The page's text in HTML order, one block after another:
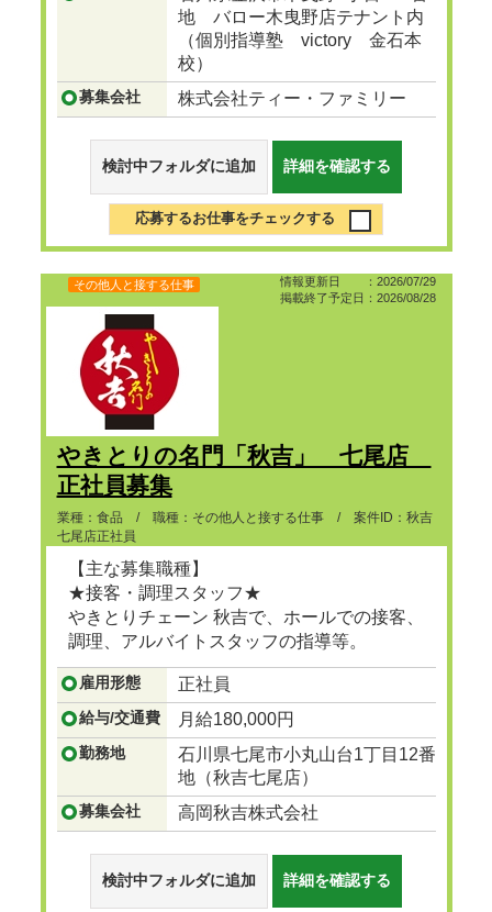
地 バロー木曳野店テナント内
（個別指導塾 victory 金石本
校）
募集会社 株式会社ティー・ファミリー
検討中フォルダに追加 詳細を確認する
応募するお仕事をチェックする
情報更新日 ：2026/07/29
掲載終了予定日：2026/08/28
その他人と接する仕事
やきとりの名門「秋吉」 七尾店
正社員募集
業種：食品 / 職種：その他人と接する仕事 / 案件ID：秋吉
七尾店正社員
【主な募集職種】
★接客・調理スタッフ★
やきとりチェーン 秋吉で、ホールでの接客、
調理、アルバイトスタッフの指導等。
...つづきを見る
雇用形態 正社員
給与/交通費 月給180,000円
勤務地
石川県七尾市小丸山台1丁目12番
地（秋吉七尾店）
募集会社 高岡秋吉株式会社
検討中フォルダに追加 詳細を確認する